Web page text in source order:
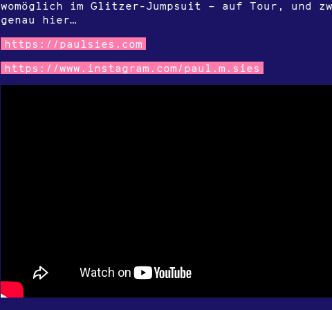
womöglich im Glitzer-Jumpsuit – auf Tour, und
genau hier…
https://paulsies.com
https://www.instagram.com/paul.m.sies